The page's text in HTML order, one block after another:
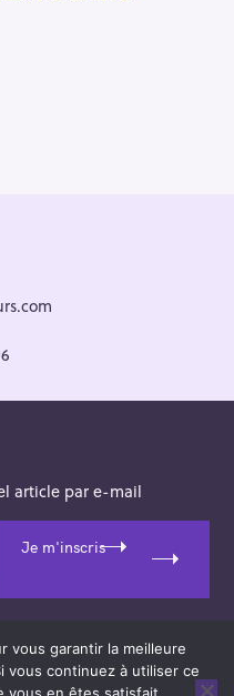
article par e-mail
Je m'inscris
les-Murs.
vous garantir la meilleure
vous continuez à utiliser ce